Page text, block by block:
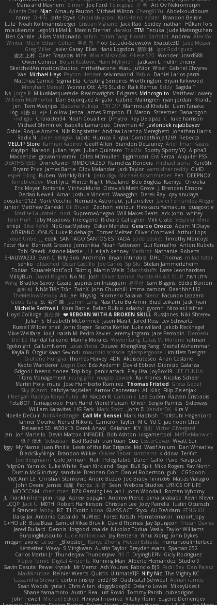
Art Ov Nekromorph
正 明
Felix gogo
Joe Ford
Simon
Mana and Mayhem
Abdelkouddouss
ChengXi Yu
Michael Wilson
Amaury Faucon
Njan
Adenta Dar
Brandon Belisle
Karl-Heinz Köster
Ghoulishlycool
Jarle Styve
DHFG
name
Håkan Fors
nathan
Spidey
Jack Rao
Cristian Vigliano
Noah Kollmannsberger
Lutz
Jude Matanguihan
Tezuka
ETM
daraku
Marcin Biernat
LegoMilkMalik
miaukenzie
Alex Vo
Andrew
Horald Bartoldt
ttitim Tang
sahin
Ulises Maldonado
Ben Carlisle
Jake Messer
Exacute3D
Piotr Sztucki-Szewców
주호 정
Ethan Cohen
Metix
Winter
Igor Rodriguez
朋弥 林
Hank Logsdon
Elias
Javier Garay
Greg Miller
Wonder Lizard588
Gliese 570
Wiola Miszczak
Irina
Олег Гладков
凌太 上村
hullin thierry
Jackson L.
Harri Myllynen
Bojan Kostovic
Owen Connor
Gabriel Chvyrev
Wixer
Wasu Ju'Nior
mrthethatone
SketchedAnimationStudios
Daniel Larios-parra
Pablo
selvinsworld
Payton Heniser
Michael Hays
Vae
Bryan Kirkwood
Worthington
Creating Simpires
Sigma Eta
Matthias Carrick
Sagida T
Eddy
Raik Remus
APS Studio
Yvonne Ott
Menyhárt Marcell
Matthew Lowery
MrIncognito
Ed garas
Realmwrights
MikusMasquerade
jorge R
Ns
Khaidu
ryan jordan
Gabriel Malmgren
Dan Bojorquez Angulo
Williem McWhorter
Liam Tanaka
Mahmoud Khetabi יניב חלה Sladana Vukoja
Tom Weijnjes
jen
Danarogon
Streemer
Eli Mason
James Simpson
Hollow_Jenza
eje
지환 이
log
luke harrison
C
Ray Delapaz
Dmytro
Noah Couallier
Character34
indiiglo
Javlonbek rajabbayev
Crewman 47
Isabelle Lamarque
Michael Shimniok
Jonathan Harris
Andrea Lorenzo Mereghetti
Nils Ringlstetter
Osbiel Roque Arocha
Rebecca
Humza R Iqbal CombatNinja1269
laddc
sellig64
Javier
Radix N
Ariel Ilmari Kajava
Brandon DeLauney
Geoff Allen
Kamran Kadirov
MELUIP Store
Alpha3
Spotty Spotty YQ
TrixMix
Julian Quintero
julian reyes
Nareon
claytpn
Alquiler PS5
Era Rerza
bjgrimoari
Caleb Mcmullen
giovanni varani
Mackenzie
KuroShi
michael sierra
Nameless Renders
MMDCRAZED
DivineXavier
DEATHSTEED
Cli4D
vamsidhar reddy
Jack Taylor
Olov Melander
James Barrie
Bryant Price
DEEPNOX
Pen
Michael Koschmieder
pato dlgv
Wrinkly Blink
Ruben
Jesper Elling
Onooka
Kseniya
Boo Bugless
Mesaland
Winter Night
Mert İyiiz
forrobloxdev
J. Brendan Elmore
Octavia's Mesh Grove
MinhazMurks
Fxntxnile
Eric Moyer
qaylanuraya
Derek Ray
Waaagghh
Joshua Vincent
Amar
Declan Newell
Javier Fernández Alegre
julian silver
Nomadic Astronaut
Mark Vecchio
dosuken0122
quagootle
Hirokazu Yamakura
enitzur
Zephon
Gil Bruvel
Matthew Zaneski
junior
whitey
Jack John
Will Makes Beats
SupremeAhegao
nori
Marlise Launstein
Vesperal Mind
Milk Crate
Richard Gallagher
Firelegend
Toby Meadows
Tyler Huff
Adam N'Diaye
Gerardo Orozco
Oskar Mendez
NoGreatMystery
Bike Kefeli
shiipi
Arthur Lops
Oliver Cromwell
Tomer Meltser
Luke Ridehalgh
ADRIANO JONUS
Timothy Montoya
soda basket
SANTIAGO SANTOS ESTRADA
j_ edak
Josue Uribe
Anton Rubets
Gui Ramalho
Noah Patterson
Jomenikia
Bennett Greene
Peter Hale
Nathaniel Roberts
Mechrot
elijah kenney
J H
Astone Massie
Tobi Staerk
milad tatar
Thomas
DHL
Bryan Intindola
Archman
Billy Bob
Evan C
SHALIWA233
Stefan Jammertzheim
SpiSlu
Joe Carlos
Oscar Castillo
bleached
senko
Lasse Leonhardsen
3darchstuffs
Martin Wells
Skittlq
SquareIsNotCool
Tobias
אילון קשת Purple-H's Art Stuff
Oliver Lemke
Josh
No No
David Rogers
MilkyBun
Eddie Benton
Sam Biggins
윤구선
gupries on Instagram
Cassie
Bradley Savoy
Wing
Beehhhh112
imma zamora
John Churchill
TwinX
Nhật Tiến Trần
승하 이
Facundo Lazzaro
Stenz
Filomeno Saraiva
Rhys lg
Aki Jae
TheMellowMelody
Jack Ryan
Brad Leikam
Nasi Paru Bu Amin
Jazmin Lang
宥任 陳
St
Gooo Tang
Nicolas Hafner
gyomh
adaktyl
Belen Rubio
Kiara Battle
Michelle Rothwell
Niki Shterev
RussJones
REBORN WITH A BROKEN SKILL ❤️
复任 陳
Lloyd Collidge
Lev Schwartz
Jared Ross
Jason Mault
Elizabeth McCormick
Julian S.
Jakob Recknagel
Luke willard
Sascha Kohler
John Steger
snail
Russell Wilder
Demerui
Jace Perrodin
Jeremy Ingram
Pedro Xavier
isaiah M
lokjl
Mike Wellfare
ratman
Lucas M. Morone
WyvernLang
Manny Morales
Randal Falcone
Der Le
Meshal Alshammari
KhangXing Pang
Douwe
Lucas Vieira
CallumNorm
Egoknight
Limitless Designs
tylerspetgoose
maurizio sciascia
Özgür Kaan Sevindi
Kayla B
Arian Castane
Akaiseutoseu
4DN
Thomas Harvey
Giuliano Hungria
Dionicio Galarza
David Ebbevi
Eda Aydemir
Logan Cox
Kyoto Wanderer
LEE EUNHA
JoyBox19
Play Usa
panic attack
Trip boy
heeno honee
Grigorii
Nicolas Scheer
Kai Krones
magda pawlak
ikung gmr
Titans Management
Greta Gedat
Thomas Fristed
Jose Humberto Ramirez
mura
Martin Holy
Filip Zelenjak
Ali Kılıç
Антон Сергеевич
bahriye taşdelen
Sky JK Arch
Razvan Cristiadis
Leo Euden
Carbonic
Kacper K
40. I Nengah Raditya Karya Putra
Sideways
Sergio Pamies
Oliver
Viorel Vlaican
Hurt Hand
Tamagoooo
TetaBOT
Kira V
XanderDK
John B.
Mark Scott
HG Park
William Karavites
Trollstuhl HagenLord
Mark Habbish
Call Me Sensei
NotARectangle
Noelle DeCuir
jae hoon Choi
Yd C
M C
Cameron Taylor
Nenad Nikolic
Tanner Moerke
Victor Ofvergard
苏打
K Y
Galahan
Derek Anwyl
W00k13
Released 50
MeTheManwich
iosgamertool
Bob Ashton
INFADEL
Devin Mattox
Jon Martello
Jan
Wyatt Sui
LesterCovax
Cue
tran tuan
Bad Radish
Sebastian
暁子 清水
Dan Wheatley
Md. Wasif Anjum
Lewis of the Rat Brigade
Juan Pinilla
My Name
Iggy
Terifict
Kiddow
simsterns
Olivier Babet
Brandon Wilkie
BlackSkyNinja
Pavel Karapud
Daren Gallo
Peleg Tabib
Null
Cole Johnson
Joe Bergmann
Pav North
Mike Rogers
Bull Spit
Sage
Ryan Kirkland
Luke White
Yannick
falgn0n
CGSpoon
gubi
Daniel Robertson
Brennan Oort
sanxbile
Dustin McGlinchey
Matias Vialagro
lininx66
Joe Brady
Andre Buzzo
Christian Stankovic
Việt Anh Lê
LYRICS OF LIFE
Webora Studios
Sean
乐 音
Petros
眠瓏
James
John Deere
Roman Vyborny
John Woodall
an l
BZK Gaming Leo
chen zhen
MODECAM
Kevin Klever
dima sirababa
Andrew Pierce
Артем Бардин
nagi
FranklinTremplin
JL
Iustin Ocunschi
Joey Parrella
Christian Lee
Robert Hankinson
M0TH
Jack Ü
LCQP
FENG XU
Ali DeAdam
Styxx
GLASS ACT
kona
T1 Exotic
RZ
abby!
ll Stanced
Import_bpy
Hamsternator
Forest Katsch
NuWest
Antonio Castaldo
Daisy Jai
Tristan Davies
Jay Spurgeon
David Thomas
Samuel Vikse Bruvik
BusaBusa
C+HO aR
Taylor Williams
Vasily
Nikoloz Todua
ma de
Dennis Hosgood
Jared Bullard
John Dykes
Yihui Xiong
Jay Renteria
Lucie Královcová
BurpingMusquito
humansoulinterface
Hector Estrada
Ranya Zhong
_Blobster_
Le sun
megan lavoie
Spartan 052
Brayden evans
Austin Taylor
S Mingkwan
Wawy
Kerstetter
Gicly Rodríguez
DryingUEFN
IS IT?
Thunderjaw Thunderjaw
Carlos Martin Jr
Studio 9
Alberto Hernandez
Running Man
Digital Ancients
Vlajko Tomić
Dan Palasz
Fadil Bay
Fabricio BJS
Ash Younes
Mr Memz
Paweł Krysiak
Gavin Dasuta
The Mighty KC
Nifty Nic
UltimateTJF
Quistis
Reinier Weerts
MaxMinutiae
Adrián ramos
Oachkatzl Schwoaf
dr32768
corbin tinsley
Cassandra Stewart
MikeyLikesIt
Delano Lowes
doggybdog26
Chris Aitan
yuta t
Sean Woods
cubeorigins
Tommy Parish
Just Rovin
Austin Rea
Shane Yamamoto
Eugene Dementjev
Vitaliy Florin
Никуся Гноянко
Michael Eckert
John Fewell